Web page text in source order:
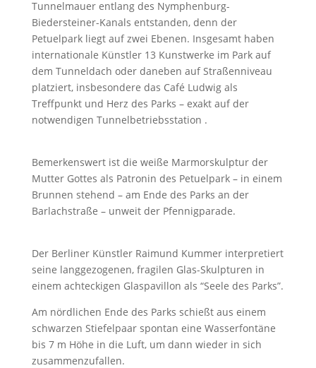
Tunnelmauer entlang des Nymphenburg-
Biedersteiner-Kanals entstanden, denn der
Petuelpark liegt auf zwei Ebenen. Insgesamt haben
internationale Künstler 13 Kunstwerke im Park auf
dem Tunneldach oder daneben auf Straßenniveau
platziert, insbesondere das Café Ludwig als
Treffpunkt und Herz des Parks – exakt auf der
notwendigen Tunnelbetriebsstation .
Bemerkenswert ist die weiße Marmorskulptur der
Mutter Gottes als Patronin des Petuelpark – in einem
Brunnen stehend – am Ende des Parks an der
Barlachstraße – unweit der Pfennigparade.
Der Berliner Künstler Raimund Kummer interpretiert
seine langgezogenen, fragilen Glas-Skulpturen in
einem achteckigen Glaspavillon als “Seele des Parks”.
Am nördlichen Ende des Parks schießt aus einem
schwarzen Stiefelpaar spontan eine Wasserfontäne
bis 7 m Höhe in die Luft, um dann wieder in sich
zusammenzufallen.